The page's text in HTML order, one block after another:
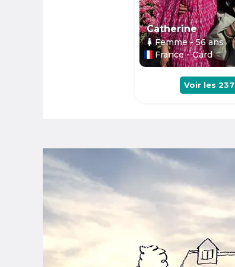
Catherine
Femme- 56ans
France - Gard
Voir les 237